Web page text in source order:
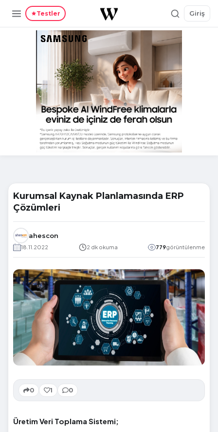
Testler Giriş
Kurumsal Kaynak Planlamasında ERP
Çözümleri
ahescon
18.11.2022 2 dk okuma 779görüntülenme
0 1 0
Üretim Veri Toplama Sistemi;